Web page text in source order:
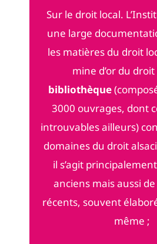
Sur le droit local.
une large
les matières du droit
mine d’or du
bibliothèque
3000 ouvrages, dont
introuvables ailleurs)
domaines du droit
il s’agit
anciens mais aussi
récents, souvent
même ;